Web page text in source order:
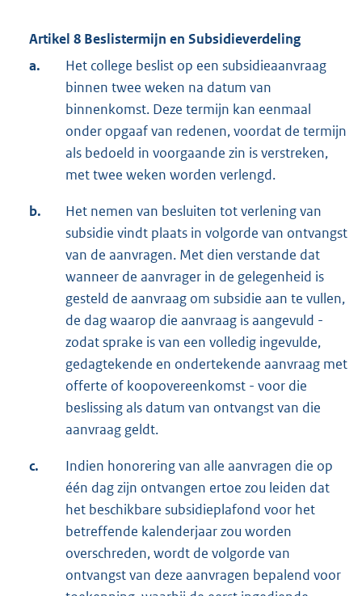
Artikel 8 Beslistermijn en Subsidieverdeling
a.
Het college beslist op een subsidieaanvraag
binnen twee weken na datum van
binnenkomst. Deze termijn kan eenmaal
onder opgaaf van redenen, voordat de termijn
als bedoeld in voorgaande zin is verstreken,
met twee weken worden verlengd.
b.
Het nemen van besluiten tot verlening van
subsidie vindt plaats in volgorde van ontvangst
van de aanvragen. Met dien verstande dat
wanneer de aanvrager in de gelegenheid is
gesteld de aanvraag om subsidie aan te vullen,
de dag waarop die aanvraag is aangevuld -
zodat sprake is van een volledig ingevulde,
gedagtekende en ondertekende aanvraag met
offerte of koopovereenkomst - voor die
beslissing als datum van ontvangst van die
aanvraag geldt.
c.
Indien honorering van alle aanvragen die op
één dag zijn ontvangen ertoe zou leiden dat
het beschikbare subsidieplafond voor het
betreffende kalenderjaar zou worden
overschreden, wordt de volgorde van
ontvangst van deze aanvragen bepalend voor